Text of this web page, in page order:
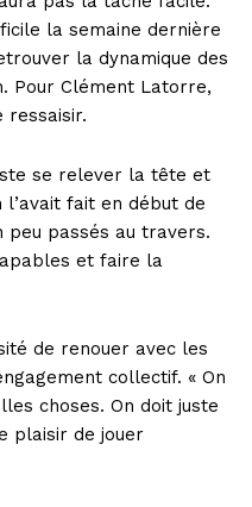
la semaine dernière
la dynamique des
Pour Clément Latorre,
ressaisir.
se relever la tête et
fait en début de
peu passés au travers.
et faire la
de renouer avec les
collectif. « On
choses. On doit juste
plaisir de jouer